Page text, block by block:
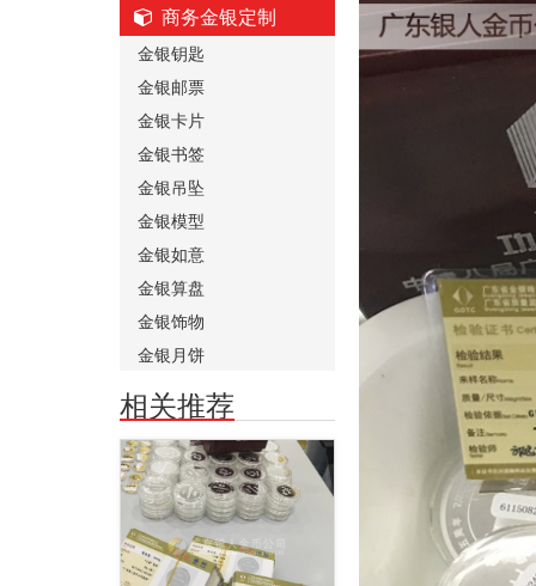
商务金银定制
金银钥匙
金银邮票
金银卡片
金银书签
金银吊坠
金银模型
金银如意
金银算盘
金银饰物
金银月饼
相关推荐